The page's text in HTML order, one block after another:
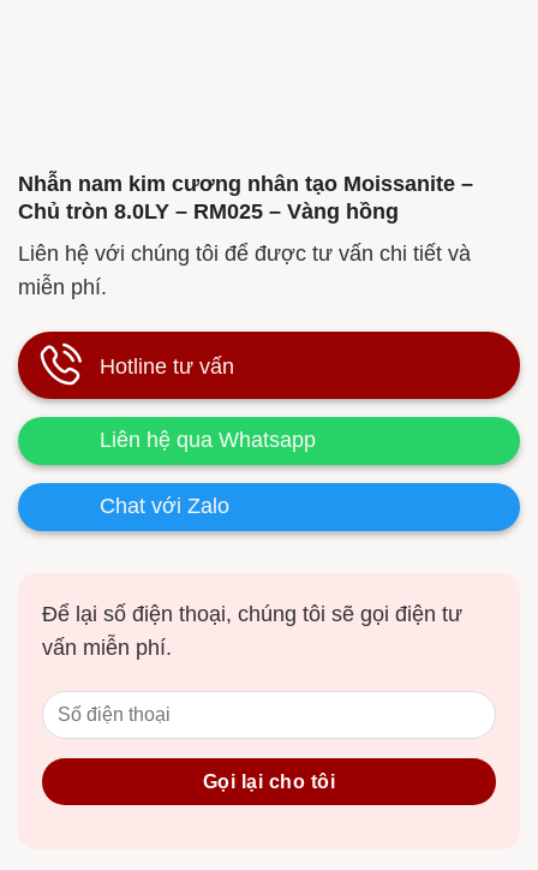
Nhẫn nam kim cương nhân tạo Moissanite –
Chủ tròn 8.0LY – RM025 – Vàng hồng
Liên hệ với chúng tôi để được tư vấn chi tiết và
miễn phí.
Hotline tư vấn
Liên hệ qua Whatsapp
Chat với Zalo
Để lại số điện thoại, chúng tôi sẽ gọi điện tư
vấn miễn phí.